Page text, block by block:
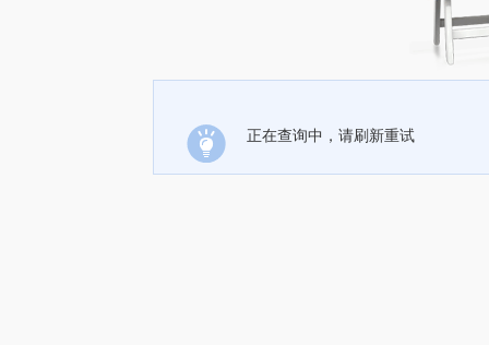
正在查询中，请刷新重试